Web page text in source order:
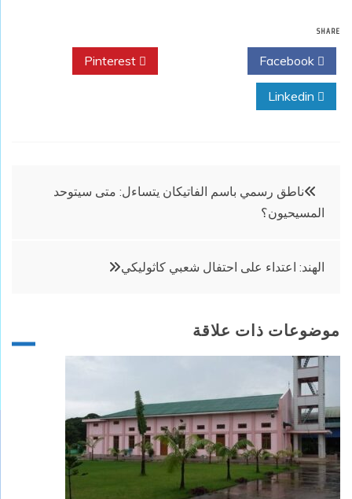
SHARE
تصفّح
المقالات
ناطق رسمي باسم الفاتيكان يتساءل: متى سيتوحد
المسيحيون؟
الهند: اعتداء على احتفال شعبي كاثوليكي
موضوعات ذات علاقة